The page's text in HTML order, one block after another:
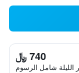
740 ﷼
الليلة شامل الرسوم